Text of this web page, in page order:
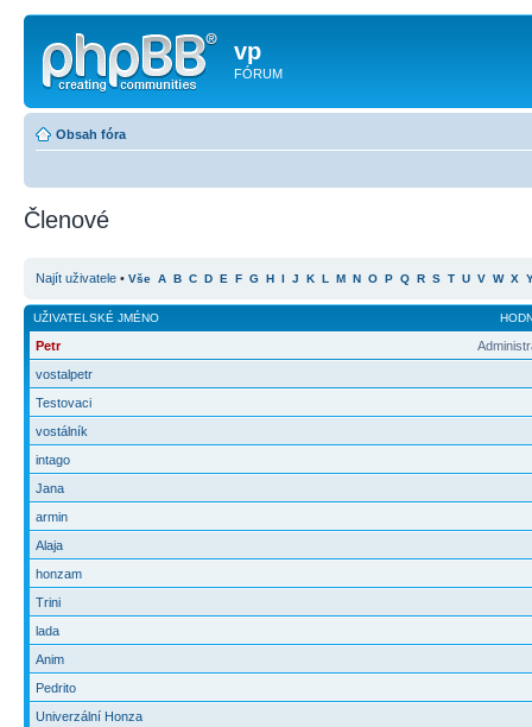
vp
FÓRUM
Obsah fóra
Členové
Najít uživatele • Vše A B C D E F G H I J K L M N O P Q R S T U V W X
UŽIVATELSKÉ JMÉNO
Petr
vostalpetr
Testovaci
vostálník
intago
Jana
armin
Alaja
honzam
Trini
lada
Anim
Pedrito
Univerzální Honza